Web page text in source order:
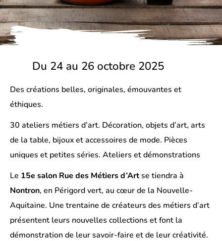
Du 24 au 26 octobre 2025
Des créations belles, originales, émouvantes et
éthiques.
30 ateliers métiers d’art. Décoration, objets d’art, arts
de la table, bijoux et accessoires de mode. Pièces
uniques et petites séries. Ateliers et démonstrations
Le 15e salon Rue des Métiers d’Artse tiendra à
Nontron, en Périgord vert, au cœur de la Nouvelle-
Aquitaine. Une trentaine de créateurs des métiers d’art
présentent leurs nouvelles collections et font la
démonstration de leur savoir-faire et de leur créativité.